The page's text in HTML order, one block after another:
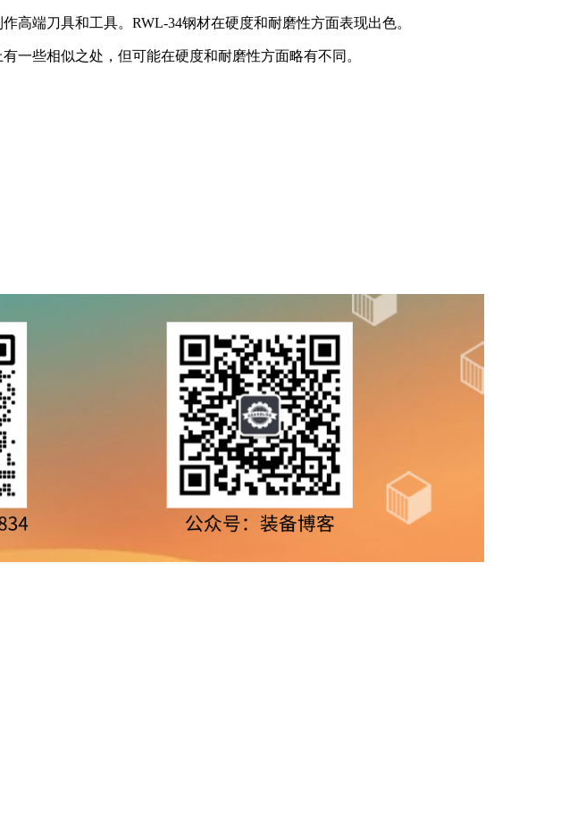
高端刀具和工具。RWL-34钢材在硬度和耐磨性方面表现出色。
一些相似之处，但可能在硬度和耐磨性方面略有不同。